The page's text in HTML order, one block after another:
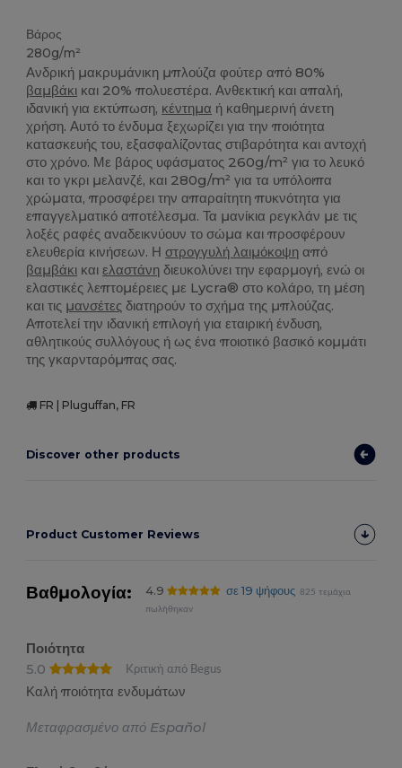
Βάρος
280g/m²
Ανδρική μακρυμάνικη μπλούζα φούτερ από 80%
βαμβάκι και 20% πολυεστέρα. Ανθεκτική και απαλή,
ιδανική για εκτύπωση, κέντημα ή καθημερινή άνετη
χρήση. Αυτό το ένδυμα ξεχωρίζει για την ποιότητα
κατασκευής του, εξασφαλίζοντας στιβαρότητα και αντοχή
στο χρόνο. Με βάρος υφάσματος 260g/m² για το λευκό
και το γκρι μελανζέ, και 280g/m² για τα υπόλοιπα
χρώματα, προσφέρει την απαραίτητη πυκνότητα για
επαγγελματικό αποτέλεσμα. Τα μανίκια ρεγκλάν με τις
λοξές ραφές αναδεικνύουν το σώμα και προσφέρουν
ελευθερία κινήσεων. Ηστρογγυλή λαιμόκοψη από
βαμβάκι καιελαστάνη διευκολύνει την εφαρμογή, ενώ οι
ελαστικές λεπτομέρειες με Lycra® στο κολάρο, τη μέση
και τις μανσέτες διατηρούν το σχήμα της μπλούζας.
Αποτελεί την ιδανική επιλογή για εταιρική ένδυση,
αθλητικούς συλλόγους ή ως ένα ποιοτικό βασικό κομμάτι
της γκαρνταρόμπας σας.
FR | Pluguffan, FR
Discover other products
Product Customer Reviews
Βαθμολογία: 4.9 σε 19 ψήφους
825 τεμάχια
πωλήθηκαν
Ποιότητα
5.0
Κριτική από Begus
Καλή ποιότητα ενδυμάτων
Μεταφρασμένο από Español